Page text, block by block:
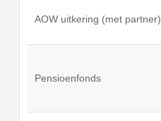
AOW uitkering (met partner)
Pensioenfonds